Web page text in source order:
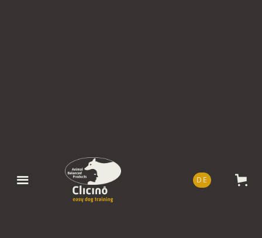
DE